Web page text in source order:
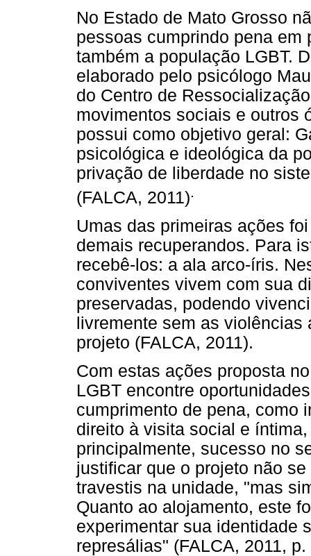
No Estado de Mato Grosso
pessoas cumprindo pena em
também a população LGBT.
elaborado pelo psicólogo
do Centro de
movimentos sociais e outros
possui como objetivo geral:
psicológica e ideológica da
privação de liberdade no
(FALCA, 2011)
Umas das primeiras ações
demais recuperandos. Para
recebê-los: a ala arco-íris.
conviventes vivem com sua
preservadas, podendo
livremente sem as violências
projeto (FALCA, 2011).
Com estas ações proposta
LGBT encontre
cumprimento de pena, como
direito à visita social e
principalmente, sucesso no
justificar que o projeto não
travestis na unidade, "mas
Quanto ao alojamento, este
experimentar sua identidade
represálias" (FALCA, 2011, p.